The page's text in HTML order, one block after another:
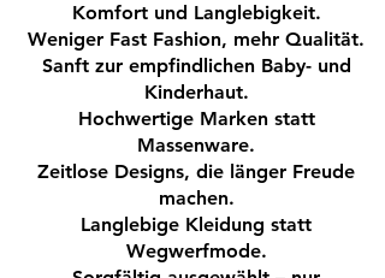
Produktdetails:
Farbe: Sand
Material: 100% Bio-Baumwolle
Pflegeleicht und hautfreundlich
Nachhaltig produziert
Mit diesem Shirt entscheiden Sie sich
für ein zeitloses Kleidungsstück, das
Komfort und Langlebigkeit.
Weniger Fast Fashion, mehr Qualität.
Sanft zur empfindlichen Baby- und
Kinderhaut.
Hochwertige Marken statt
Massenware.
Zeitlose Designs, die länger Freude
machen.
Langlebige Kleidung statt
Wegwerfmode.